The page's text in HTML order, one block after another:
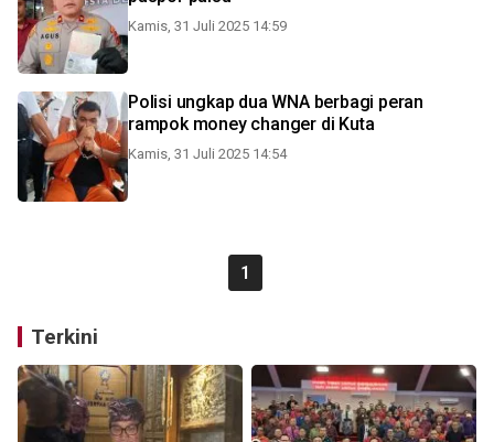
Kamis, 31 Juli 2025 14:59
Polisi ungkap dua WNA berbagi peran
rampok money changer di Kuta
Kamis, 31 Juli 2025 14:54
1
Terkini